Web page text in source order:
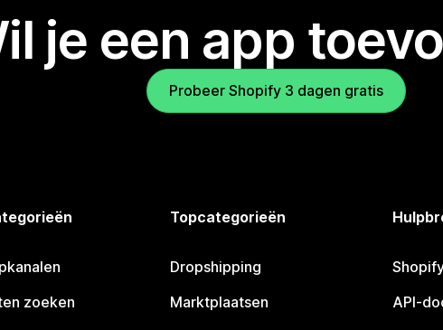
je een app
Probeer Shopify 3 dagen gratis
zoeken
Topcategorieën
Dropshipping
Marktplaatsen
API-